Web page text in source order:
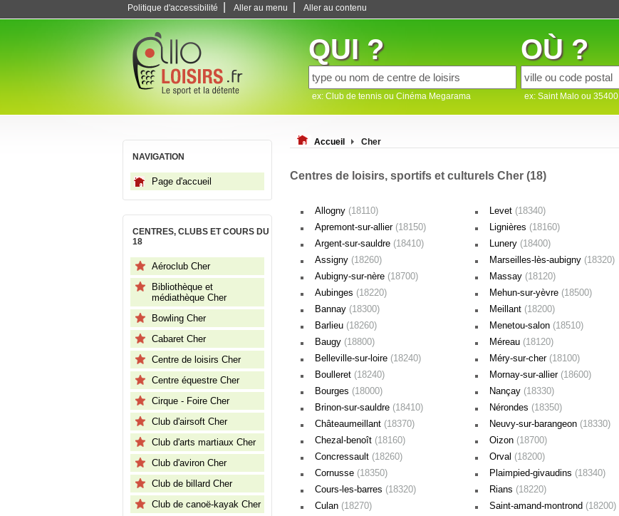
Politique d'accessibilité Aller au menu Aller au contenu
QUI ?
ex: Club de tennis ou Cinéma Megarama
OÙ ?
ex: Saint Malo ou 35400
NAVIGATION
Page d'accueil
CENTRES, CLUBS ET COURS DU
18
Aéroclub Cher
Bibliothèque et
médiathèque Cher
Bowling Cher
Cabaret Cher
Centre de loisirs Cher
Centre équestre Cher
Cirque - Foire Cher
Club d'airsoft Cher
Club d'arts martiaux Cher
Club d'aviron Cher
Club de billard Cher
Club de canoë-kayak Cher
Accueil Cher
Centres de loisirs, sportifs et culturels Cher (18)
Allogny (18110)
Apremont-sur-allier (18150)
Argent-sur-sauldre (18410)
Assigny (18260)
Aubigny-sur-nère (18700)
Aubinges (18220)
Bannay (18300)
Barlieu (18260)
Baugy (18800)
Belleville-sur-loire (18240)
Boulleret (18240)
Bourges (18000)
Brinon-sur-sauldre (18410)
Châteaumeillant (18370)
Chezal-benoît (18160)
Concressault (18260)
Cornusse (18350)
Cours-les-barres (18320)
Culan (18270)
Levet (18340)
Lignières (18160)
Lunery (18400)
Marseilles-lès-aubigny (18320)
Massay (18120)
Mehun-sur-yèvre (18500)
Meillant (18200)
Menetou-salon (18510)
Méreau (18120)
Méry-sur-cher (18100)
Mornay-sur-allier (18600)
Nançay (18330)
Nérondes (18350)
Neuvy-sur-barangeon (18330)
Oizon (18700)
Orval (18200)
Plaimpied-givaudins (18340)
Rians (18220)
Saint-amand-montrond (18200)